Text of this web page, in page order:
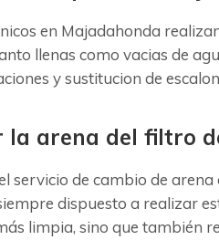
en Majadahonda
llenas como vacias de
y sustitucion de
la arena del filtro
servicio de cambio de
dispuesto a realizar
limpia, sino que también